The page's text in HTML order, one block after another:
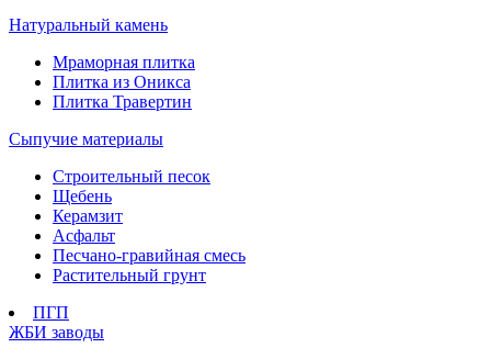
Натуральный камень
Мраморная плитка
Плитка из Оникса
Плитка Травертин
Сыпучие материалы
Строительный песок
Щебень
Керамзит
Асфальт
Песчано-гравийная смесь
Растительный грунт
ПГП
ЖБИ заводы